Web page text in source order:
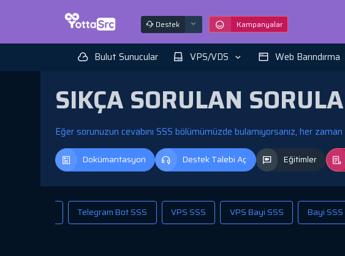
Destek Kampanyalar
Bulut Sunucular VPS/VDS Web Barındırma
SIKÇA SORULAN
Eğer sorunuzun cevabını SSS bölümümüzde bulamıyorsanız, her
Dokümantasyon Destek Talebi Aç Eğitimler
Telegram Bot SSS VPS SSS VPS Bayi SSS Bayi SSS